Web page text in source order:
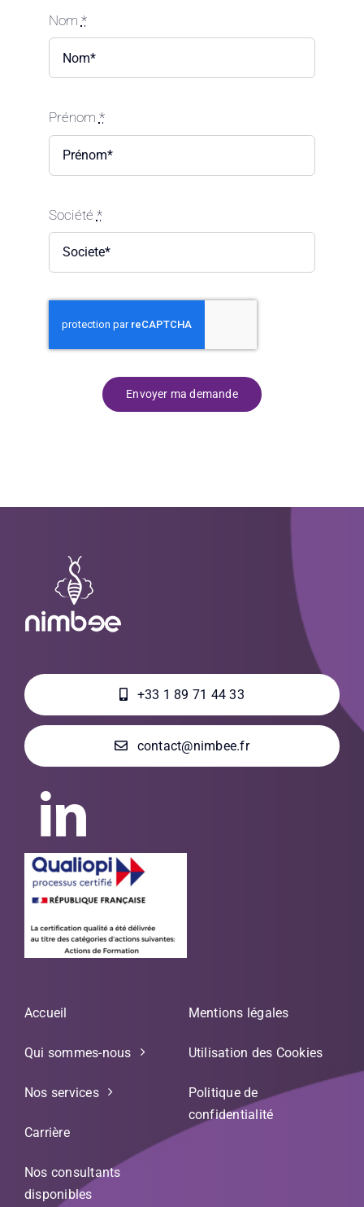
Nom *
Prénom *
Société *
Envoyer ma demande
+33 1 89 71 44 33
contact@nimbee.fr
Accueil
Qui sommes-nous
Nos services
Carrière
Nos consultants
disponibles
Mentions légales
Utilisation des Cookies
Politique de
confidentialité